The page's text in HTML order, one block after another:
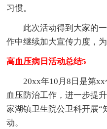
习惯。
此次活动得到大家的
作中继续加大宣传力度，
高血压病日活动总结5
20xx年10月8日是第
血压防治工作，进一步提
家湖镇卫生院公卫科开展“
动。